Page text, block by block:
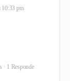
10:33 pm
· 1 Responde